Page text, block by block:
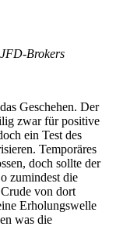
Brokers
Geschehen. Der
zwar für positive
ein Test des
Temporäres
doch sollte der
zumindest die
von dort
Erholungswelle
was die